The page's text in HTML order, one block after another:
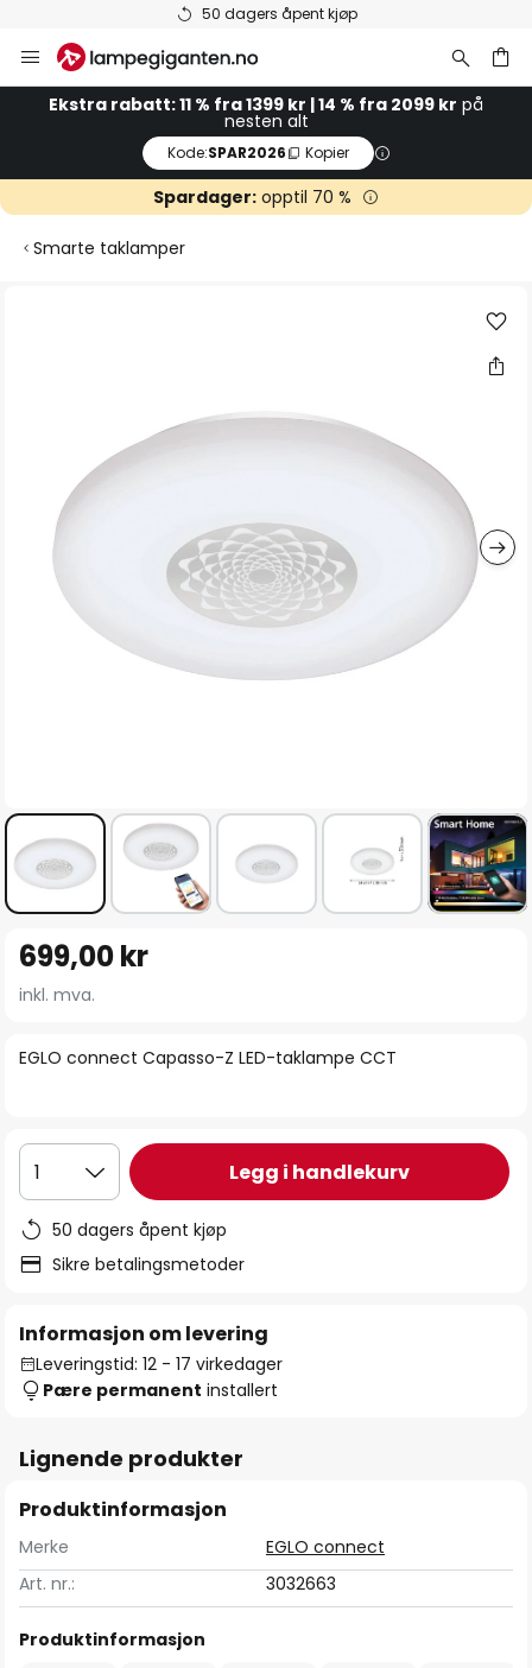
Varer på lager sendes
Hopp
til
innhold
Ekstra rabatt: 11 % fra 1399 kr | 14 % fra 2099 kr på
nesten alt
Kode:SPAR2026 Kopier
Spardager: opptil 70 %
Smarte taklamper
begynnelsen
bildegalleri
EGLO connect Capasso-Z LED-taklampe CCT
699,00 kr
inkl. mva.
1 Legg i handlekurv
50 dagers åpent kjøp
Sikre betalingsmetoder
Informasjon om levering
Leveringstid: 12 - 17 virkedager
Pære permanent installert
Lignende produkter
Produktinformasjon
Merke
EGLO connect
Art. nr.:
3032663
Produktinformasjon